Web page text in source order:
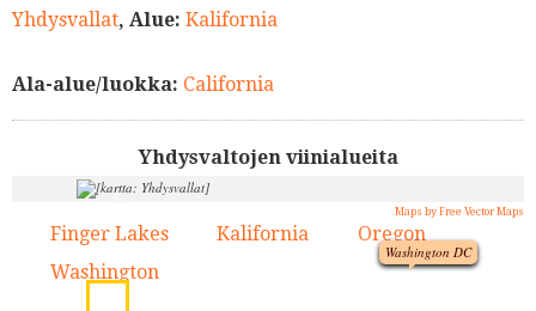
Yhdysvallat, Alue: Kalifornia
Ala-alue/luokka: California
Yhdysvaltojen viinialueita
Washington DC
1.
3.
4.
Maps by Free Vector Maps
Finger Lakes Kalifornia Oregon
Washington